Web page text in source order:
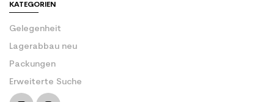
KATEGORIEN
Gelegenheit
Lagerabbau neu
Packungen
Erweiterte Suche